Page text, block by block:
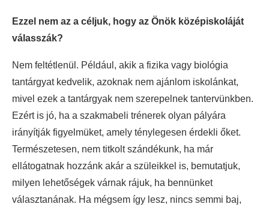
Ezzel nem az a céljuk, hogy az Önök középiskoláját
válasszák?
Nem feltétlenül. Például, akik a fizika vagy biológia
tantárgyat kedvelik, azoknak nem ajánlom iskolánkat,
mivel ezek a tantárgyak nem szerepelnek tantervünkben.
Ezért is jó, ha a szakmabeli trénerek olyan pályára
irányítják figyelmüket, amely ténylegesen érdekli őket.
Természetesen, nem titkolt szándékunk, ha már
ellátogatnak hozzánk akár a szüleikkel is, bemutatjuk,
milyen lehetőségek várnak rájuk, ha bennünket
választanának. Ha mégsem így lesz, nincs semmi baj,